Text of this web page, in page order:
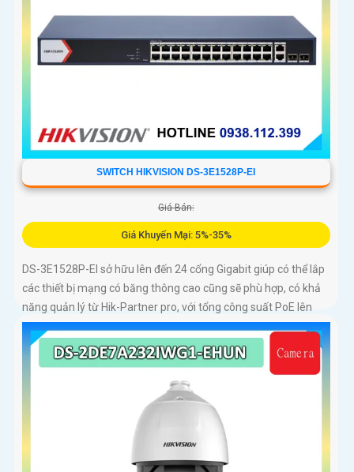
SWITCH HIKVISION DS-3E1528P-EI
Giá Bán:
Giá Khuyến Mại: 5%-35%
DS-3E1528P-EI sở hữu lên đến 24 cổng Gigabit giúp có thể lắp
các thiết bị mạng có băng thông cao cũng sẽ phù hợp, có khả
năng quản lý từ Hik-Partner pro, với tổng công suất PoE lên
đến 230W, truyền dữ liệu lên đến 300m, vỏ kim loại, chông sét
6kV